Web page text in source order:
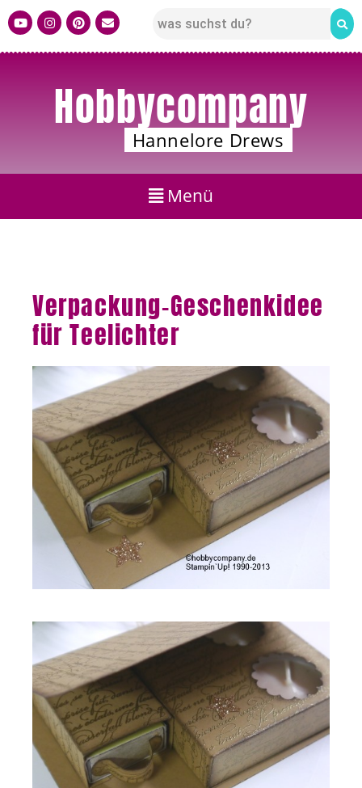
Hobbycompany
Hannelore Drews
Verpackung-Geschenkidee
für Teelichter